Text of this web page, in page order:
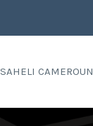
SAHELI CAMEROUN